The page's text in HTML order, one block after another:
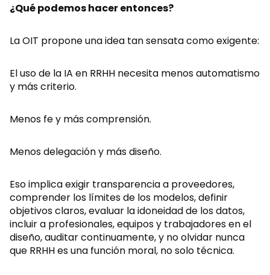
¿Qué podemos hacer entonces?
La OIT propone una idea tan sensata como exigente:
El uso de la IA en RRHH necesita menos automatismo
y más criterio.
Menos fe y más comprensión.
Menos delegación y más diseño.
Eso implica exigir transparencia a proveedores,
comprender los límites de los modelos, definir
objetivos claros, evaluar la idoneidad de los datos,
incluir a profesionales, equipos y trabajadores en el
diseño, auditar continuamente, y no olvidar nunca
que RRHH es una función moral, no solo técnica.